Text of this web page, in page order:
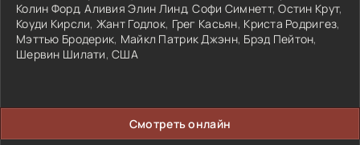
Колин Форд,Аливия Элин Линд,Софи Симнетт,Остин Крут,
Коуди Кирсли, Жант Годлок, Грег Касьян, Криста Родригез,
Мэттью Бродерик, Майкл Патрик Джэнн, Брэд Пейтон,
Шервин Шилати,США
Смотреть онлайн